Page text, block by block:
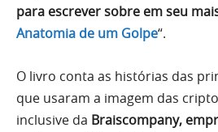
para escrever sobre em seu
Anatomia de um Golpe“.
O livro conta as histórias das
que usaram a imagem das
inclusive da Braiscompany,